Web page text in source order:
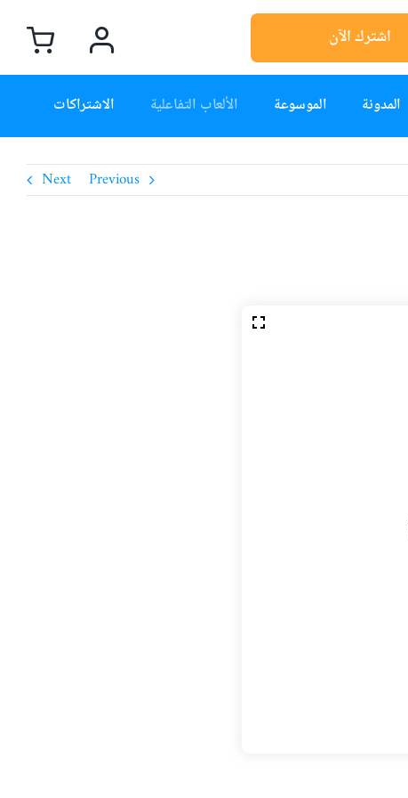
اشترك الآن
المدونة الموسوعة الألعاب التفاعلية الاشتراكات
Previous
Next